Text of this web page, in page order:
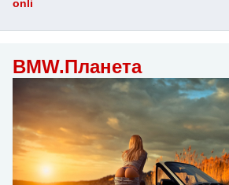
onli
BMW.Планета